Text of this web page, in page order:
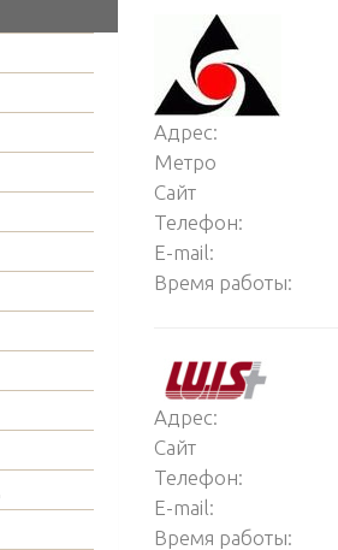
Адрес:
Метро
Сайт
Телефон:
E-mail:
Время работы:
Адрес:
Сайт
Телефон:
E-mail:
Время работы: